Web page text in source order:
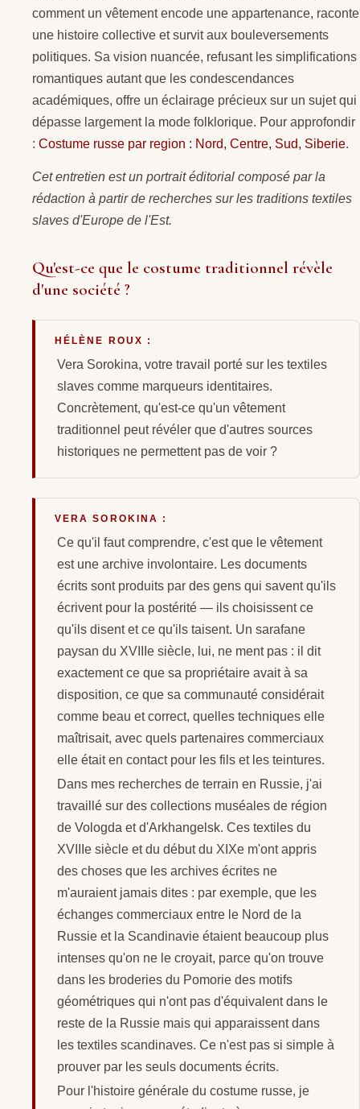
comment un vêtement encode une appartenance, raconte
une histoire collective et survit aux bouleversements
politiques. Sa vision nuancée, refusant les simplifications
romantiques autant que les condescendances
académiques, offre un éclairage précieux sur un sujet qui
dépasse largement la mode folklorique. Pour approfondir
: Costume russe par region : Nord, Centre, Sud, Siberie.
Cet entretien est un portrait éditorial composé par la
rédaction à partir de recherches sur les traditions textiles
slaves d'Europe de l'Est.
Qu'est-ce que le costume traditionnel révèle
d'une société ?
HÉLÈNE ROUX :
Vera Sorokina, votre travail porté sur les textiles
slaves comme marqueurs identitaires.
Concrètement, qu'est-ce qu'un vêtement
traditionnel peut révéler que d'autres sources
historiques ne permettent pas de voir ?
VERA SOROKINA :
Ce qu'il faut comprendre, c'est que le vêtement
est une archive involontaire. Les documents
écrits sont produits par des gens qui savent qu'ils
écrivent pour la postérité — ils choisissent ce
qu'ils disent et ce qu'ils taisent. Un sarafane
paysan du XVIIIe siècle, lui, ne ment pas : il dit
exactement ce que sa propriétaire avait à sa
disposition, ce que sa communauté considérait
comme beau et correct, quelles techniques elle
maîtrisait, avec quels partenaires commerciaux
elle était en contact pour les fils et les teintures.
Dans mes recherches de terrain en Russie, j'ai
travaillé sur des collections muséales de région
de Vologda et d'Arkhangelsk. Ces textiles du
XVIIIe siècle et du début du XIXe m'ont appris
des choses que les archives écrites ne
m'auraient jamais dites : par exemple, que les
échanges commerciaux entre le Nord de la
Russie et la Scandinavie étaient beaucoup plus
intenses qu'on ne le croyait, parce qu'on trouve
dans les broderies du Pomorie des motifs
géométriques qui n'ont pas d'équivalent dans le
reste de la Russie mais qui apparaissent dans
les textiles scandinaves. Ce n'est pas si simple à
prouver par les seuls documents écrits.
Pour l'histoire générale du costume russe, je